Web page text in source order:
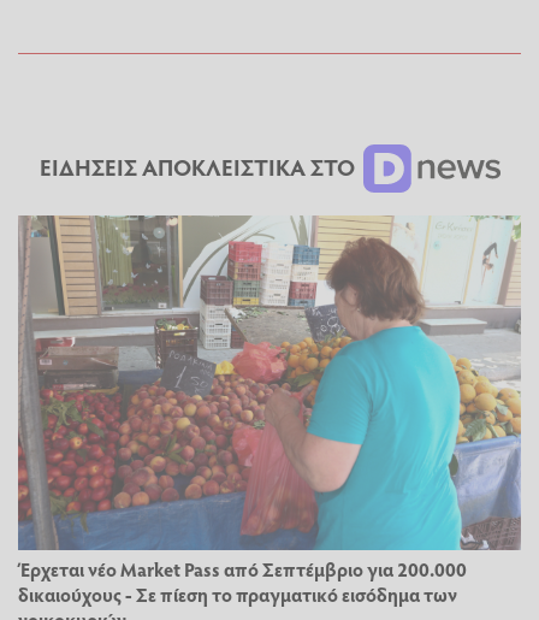
ΕΙΔΗΣΕΙΣ ΑΠΟΚΛΕΙΣΤΙΚΑ ΣΤΟ
Έρχεται νέο Market Pass από Σεπτέμβριο για 200.000
δικαιούχους - Σε πίεση το πραγματικό εισόδημα των